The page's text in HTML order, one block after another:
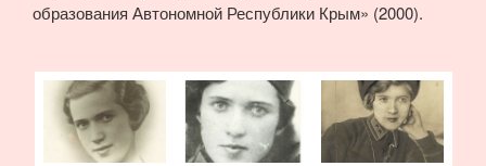
образования Автономной Республики Крым» (2000).